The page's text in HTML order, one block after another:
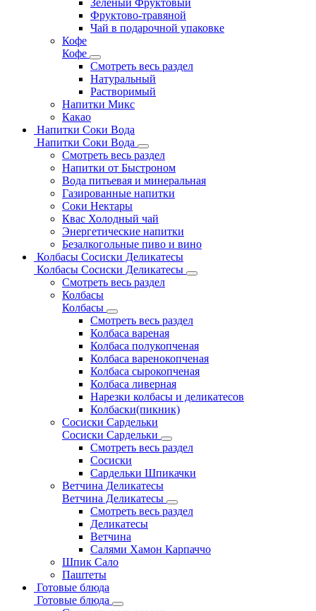
Зеленый Фруктовый
Фруктово-травяной
Чай в подарочной упаковке
Кофе
Кофе
Смотреть весь раздел
Натуральный
Растворимый
Напитки Микс
Какао
Напитки Соки Вода
Напитки Соки Вода
Смотреть весь раздел
Напитки от Быстроном
Вода питьевая и минеральная
Газированные напитки
Соки Нектары
Квас Холодный чай
Энергетические напитки
Безалкогольные пиво и вино
Колбасы Сосиски Деликатесы
Колбасы Сосиски Деликатесы
Смотреть весь раздел
Колбасы
Колбасы
Смотреть весь раздел
Колбаса вареная
Колбаса полукопченая
Колбаса варенокопченая
Колбаса сырокопченая
Колбаса ливерная
Нарезки колбасы и деликатесов
Колбаски(пикник)
Сосиски Сардельки
Сосиски Сардельки
Смотреть весь раздел
Сосиски
Сардельки Шпикачки
Ветчина Деликатесы
Ветчина Деликатесы
Смотреть весь раздел
Деликатесы
Ветчина
Салями Хамон Карпаччо
Шпик Сало
Паштеты
Готовые блюда
Готовые блюда